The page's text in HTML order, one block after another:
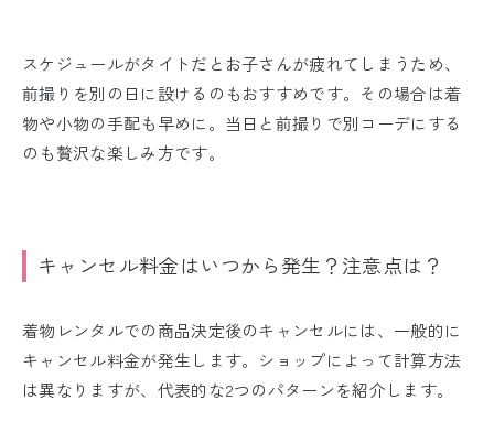
スケジュールがタイトだとお子さんが疲れてしまうため、
前撮りを別の日に設けるのもおすすめです。その場合は着
物や小物の手配も早めに。当日と前撮りで別コーデにする
のも贅沢な楽しみ方です。
キャンセル料金はいつから発生？注意点は？
着物レンタルでの商品決定後のキャンセルには、一般的に
キャンセル料金が発生します。ショップによって計算方法
は異なりますが、代表的な2つのパターンを紹介します。